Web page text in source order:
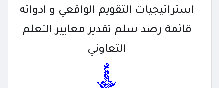
استراتيجيات التقويم الواقعي و ادواته
قائمة رصد سلم تقدير معايير التعلم
التعاوني